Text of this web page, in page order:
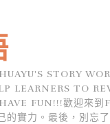
STORY
LEARNERS TO
FUN!!!歡迎來到
的實力。最後，別忘